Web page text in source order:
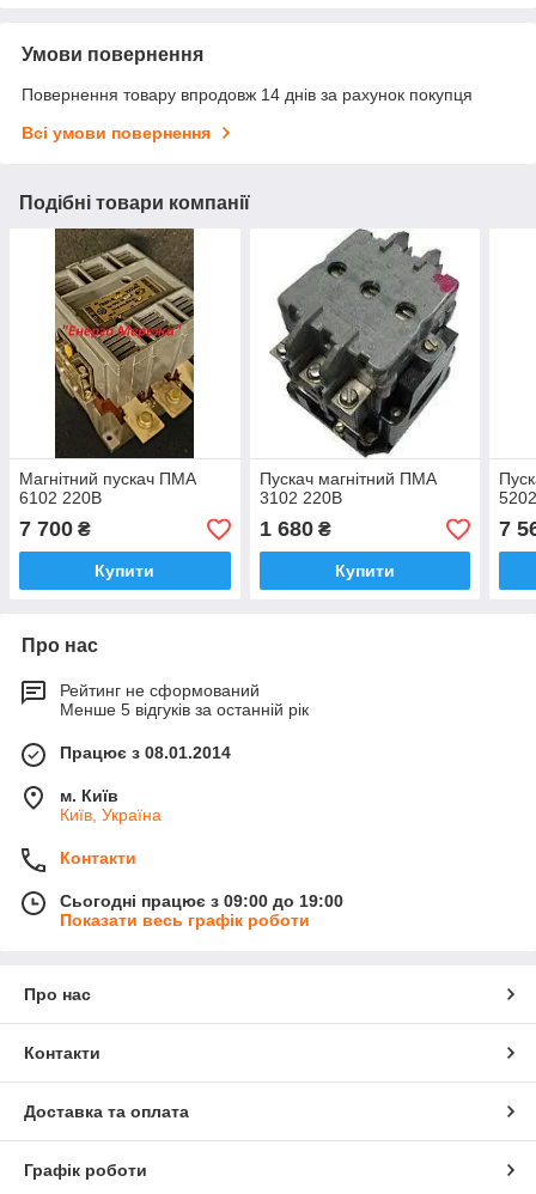
Умови повернення
Повернення товару впродовж 14 днів за рахунок покупця
Всі умови повернення
Подібні товари компанії
Магнітний пускач ПМА
6102 220В
7 700 ₴
Купити
Пускач магнітний ПМА
3102 220В
1 680₴
Купити
7
Про нас
Рейтинг не сформований
Менше 5 відгуків за останній рік
Працює з 08.01.2014
м. Київ
Київ, Україна
Контакти
Сьогодні працює з 09:00 до 19:00
Показати весь графік роботи
Про нас
Контакти
Доставка та оплата
Графік роботи